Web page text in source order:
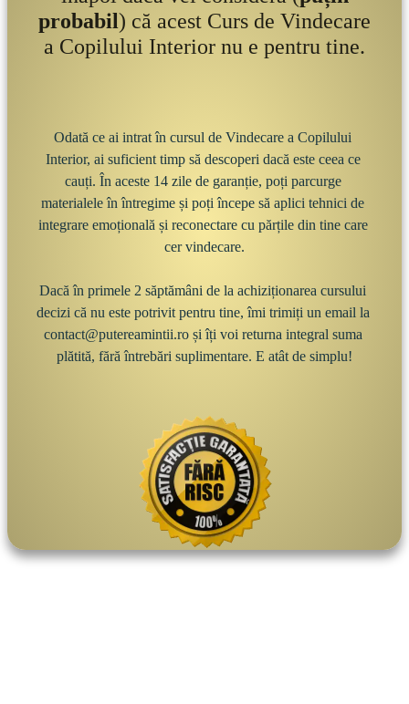
probabil) că acest Curs de Vindecare
a Copilului Interior nu e pentru tine.
Odată ce ai intrat în cursul de Vindecare a Copilului
Interior, ai suficient timp să descoperi dacă este ceea ce
cauți. În aceste 14 zile de garanție, poți parcurge
materialele în întregime și poți începe să aplici tehnici de
integrare emoțională și reconectare cu părțile din tine care
cer vindecare.
Dacă în primele 2 săptămâni de la achiziționarea cursului
decizi că nu este potrivit pentru tine, îmi trimiți un email la
contact@putereamintii.ro și îți voi returna integral suma
plătită, fără întrebări suplimentare. E atât de simplu!